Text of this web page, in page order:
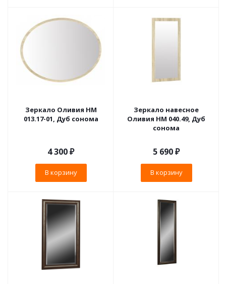
Зеркало Оливия НМ
013.17-01, Дуб сонома
4 300₽
В корзину
Зеркало навесное
Оливия НМ 040.49, Дуб
сонома
5 690₽
В корзину